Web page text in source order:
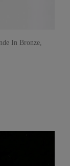
In Bronze,
Océan